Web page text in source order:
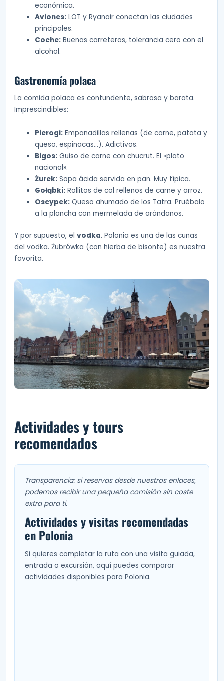
económica.
Aviones: LOT y Ryanair conectan las ciudades
principales.
Coche: Buenas carreteras, tolerancia cero con el
alcohol.
Gastronomía polaca
La comida polaca es contundente, sabrosa y barata.
Imprescindibles:
Pierogi: Empanadillas rellenas (de carne, patata y
queso, espinacas…). Adictivos.
Bigos: Guiso de carne con chucrut. El «plato
nacional».
Żurek: Sopa ácida servida en pan. Muy típica.
Gołąbki: Rollitos de col rellenos de carne y arroz.
Oscypek: Queso ahumado de los Tatra. Pruébalo
a la plancha con mermelada de arándanos.
Y por supuesto, el vodka. Polonia es una de las cunas
del vodka. Żubrówka (con hierba de bisonte) es nuestra
favorita.
Actividades y tours
recomendados
Transparencia: si reservas desde nuestros enlaces,
podemos recibir una pequeña comisión sin coste
extra para ti.
Actividades y visitas recomendadas
en Polonia
Si quieres completar la ruta con una visita guiada,
entrada o excursión, aquí puedes comparar
actividades disponibles para Polonia.